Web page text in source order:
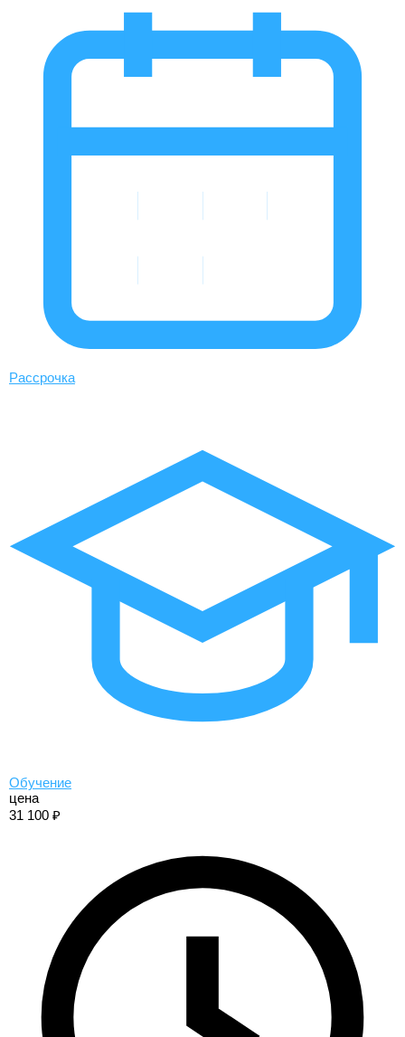
Рассрочка
Обучение
цена
31 100